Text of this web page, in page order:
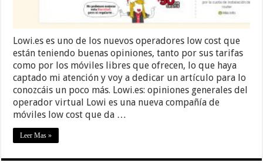
Lowi.es es uno de los nuevos operadores low cost que
están teniendo buenas opiniones, tanto por sus tarifas
como por los móviles libres que ofrecen, lo que haya
captado mi atención y voy a dedicar un artículo para lo
conozcáis un poco más. Lowi.es: opiniones generales del
operador virtual Lowi es una nueva compañía de
móviles low cost que da …
Leer Mas »